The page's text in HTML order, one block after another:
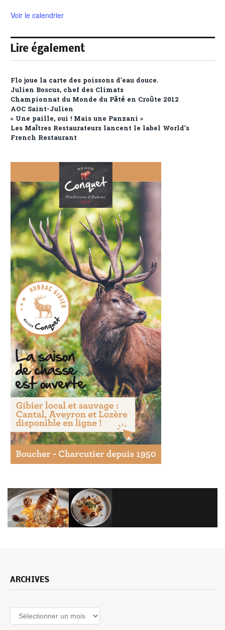
Voir le calendrier
Lire également
Flo joue la carte des poissons d’eau douce.
Julien Boscus, chef des Climats
Championnat du Monde du Pâté en Croûte 2012
AOC Saint-Julien
« Une paille, oui ! Mais une Panzani »
Les Maîtres Restaurateurs lancent le label World’s
French Restaurant
ARCHIVES
Archives